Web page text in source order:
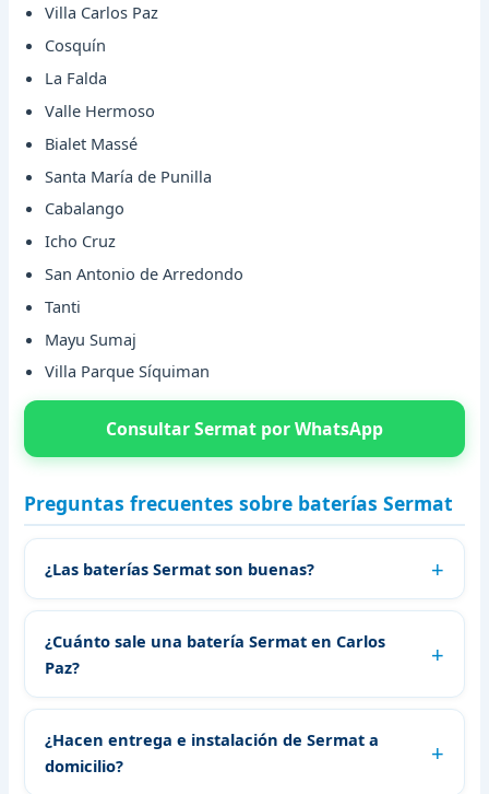
Villa Carlos Paz
Cosquín
La Falda
Valle Hermoso
Bialet Massé
Santa María de Punilla
Cabalango
Icho Cruz
San Antonio de Arredondo
Tanti
Mayu Sumaj
Villa Parque Síquiman
Consultar Sermat por WhatsApp
Preguntas frecuentes sobre baterías Sermat
¿Las baterías Sermat son buenas?
¿Cuánto sale una batería Sermat en Carlos
Paz?
¿Hacen entrega e instalación de Sermat a
domicilio?